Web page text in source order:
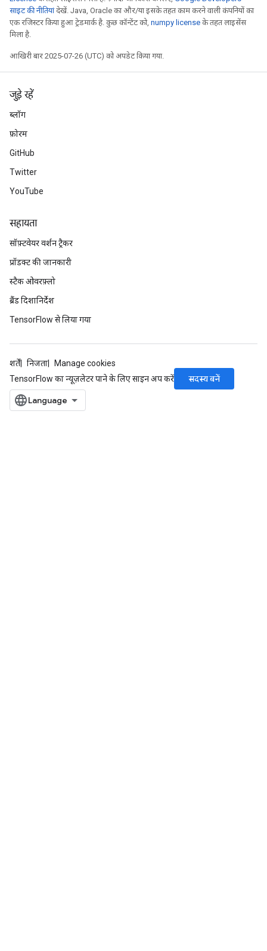
साइट की नीतियांदेखें. Java, Oracle का और/या इसके तहत काम करने वाली कंपनियों का
एक रजिस्टर किया हुआ ट्रेडमार्क है. कुछ कॉन्टेंट को, numpy license के तहत लाइसेंस
मिला है.
आखिरी बार 2025-07-26 (UTC) को अपडेट किया गया.
जुड़े रहें
ब्लॉग
फ़ोरम
GitHub
Twitter
YouTube
सहायता
सॉफ़्टवेयर वर्शन ट्रैकर
प्रॉडक्ट की जानकारी
स्टैक ओवरफ़्लो
ब्रैंड दिशानिर्देश
TensorFlow से लिया गया
शर्तें निजता
Manage cookies
TensorFlow का न्यूज़लेटर पाने के लिए साइन अप करें
सदस्य बनें